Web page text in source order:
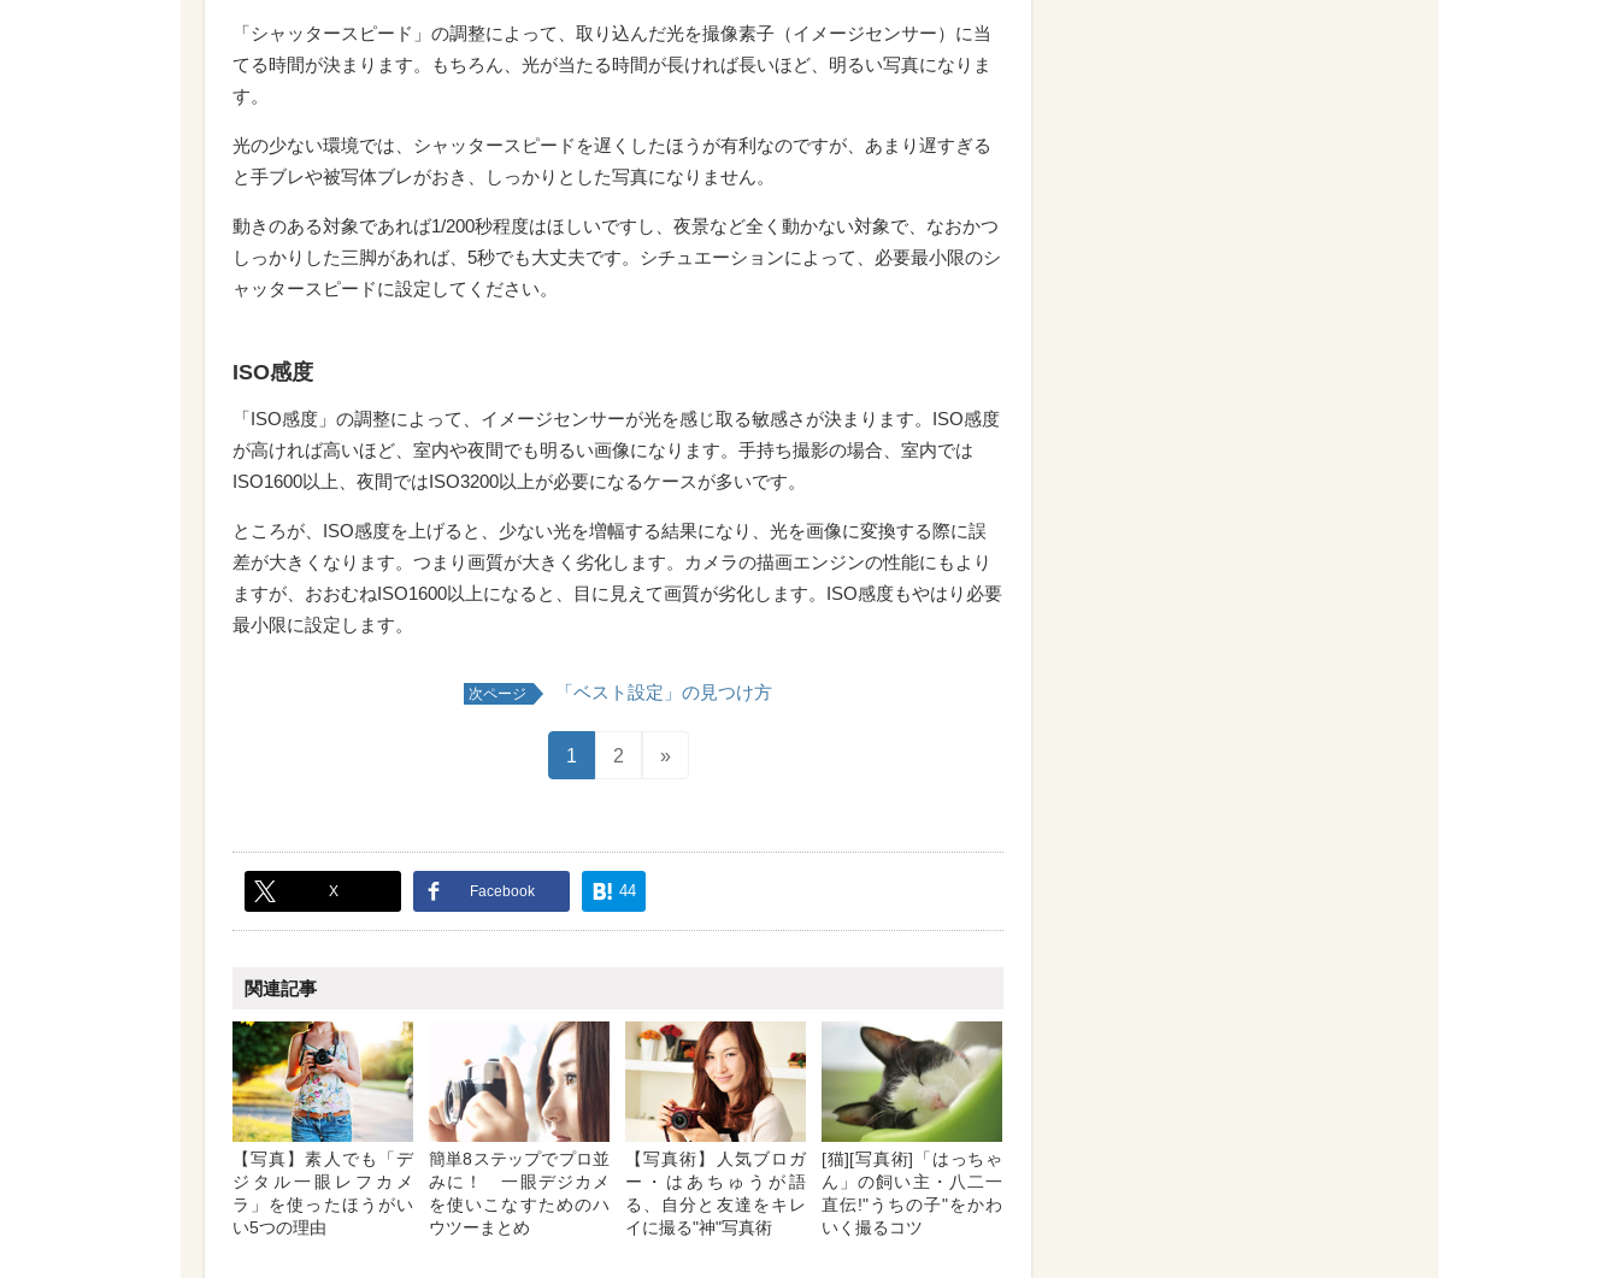
「シャッタースピード」の調整によって、取り込んだ光を撮像素子（イメージセンサー）に当
てる時間が決まります。もちろん、光が当たる時間が長ければ長いほど、明るい写真になりま
す。
光の少ない環境では、シャッタースピードを遅くしたほうが有利なのですが、あまり遅すぎる
と手ブレや被写体ブレがおき、しっかりとした写真になりません。
動きのある対象であれば1/200秒程度はほしいですし、夜景など全く動かない対象で、なおかつ
しっかりした三脚があれば、5秒でも大丈夫です。シチュエーションによって、必要最小限のシ
ャッタースピードに設定してください。
ISO感度
「ISO感度」の調整によって、イメージセンサーが光を感じ取る敏感さが決まります。ISO感度
が高ければ高いほど、室内や夜間でも明るい画像になります。手持ち撮影の場合、室内では
ISO1600以上、夜間ではISO3200以上が必要になるケースが多いです。
ところが、ISO感度を上げると、少ない光を増幅する結果になり、光を画像に変換する際に誤
差が大きくなります。つまり画質が大きく劣化します。カメラの描画エンジンの性能にもより
ますが、おおむねISO1600以上になると、目に見えて画質が劣化します。ISO感度もやはり必要
最小限に設定します。
次ページ 「ベスト設定」の見つけ方
1 2 »
X Facebook 44
関連記事
【写真】素人でも「デ
ジタル一眼レフカメ
ラ」を使ったほうがい
い5つの理由
簡単8ステップでプロ並
みに！ 一眼デジカメ
を使いこなすためのハ
ウツーまとめ
【写真術】人気ブロガ
ー・はあちゅうが語
る、自分と友達をキレ
イに撮る"神"写真術
[猫][写真術]「はっちゃ
ん」の飼い主・八二一
直伝!"うちの子"をかわ
いく撮るコツ